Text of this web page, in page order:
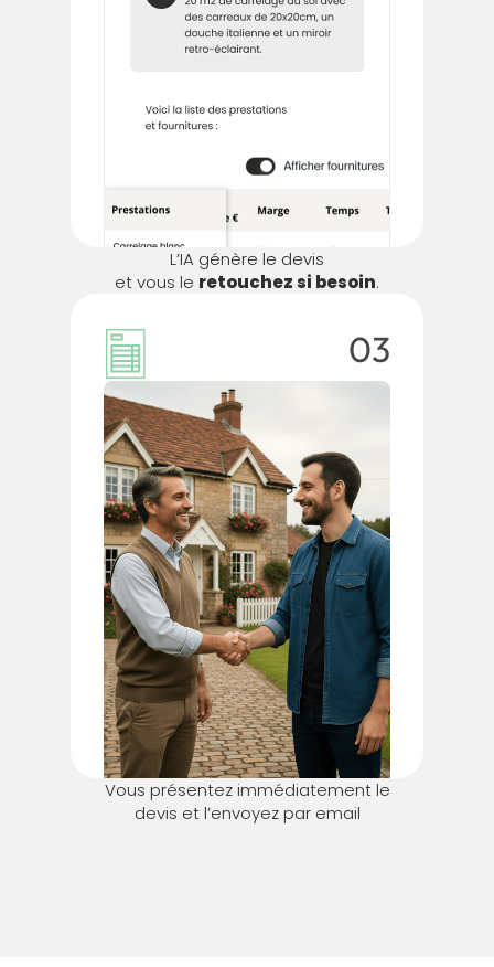
L’IA génère le devis
et vous le retouchez si besoin.
03
Vous présentez immédiatement le
devis et l’envoyez par email